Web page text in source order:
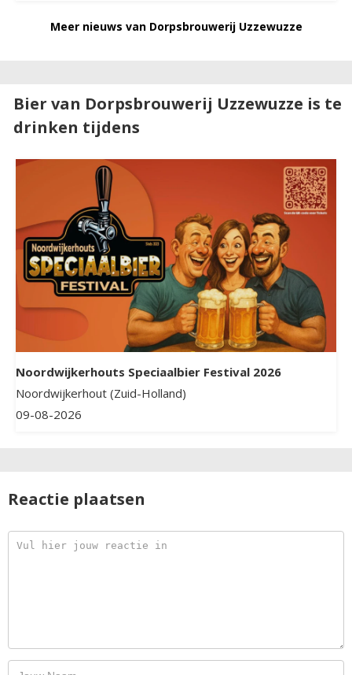
Meer nieuws van Dorpsbrouwerij Uzzewuzze
Bier van Dorpsbrouwerij Uzzewuzze is te
drinken tijdens
Noordwijkerhouts Speciaalbier Festival 2026
Noordwijkerhout (Zuid-Holland)
09-08-2026
Reactie plaatsen